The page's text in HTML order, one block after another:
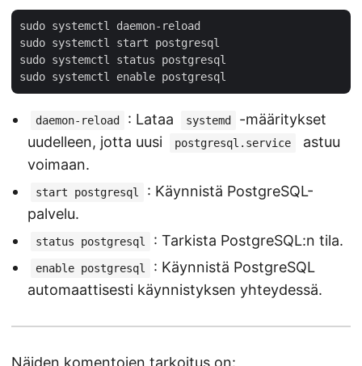
sudo systemctl daemon-reload
sudo systemctl start postgresql
sudo systemctl status postgresql
daemon-reload : Lataa systemd
-määritykset
uudelleen, jotta uusi
postgresql.service
astuu
voimaan.
start postgresql
: Käynnistä PostgreSQL-
palvelu.
status postgresql : Tarkista PostgreSQL:n tila.
enable postgresql
: Käynnistä PostgreSQL
automaattisesti käynnistyksen yhteydessä.